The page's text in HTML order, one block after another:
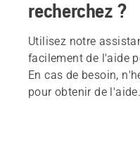
recherchez ?
Utilisez notre
facilement de l'aide
En cas de besoin,
pour obtenir de l'aide.